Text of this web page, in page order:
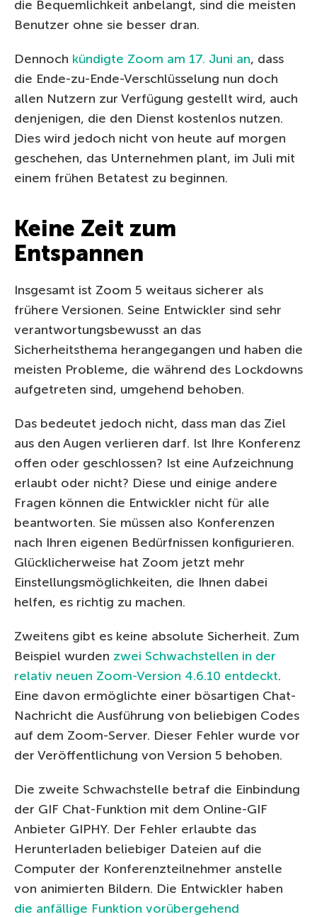
die Bequemlichkeit anbelangt, sind die meisten
Benutzer ohne sie besser dran.
Dennoch kündigte Zoom am 17. Juni an, dass
die Ende-zu-Ende-Verschlüsselung nun doch
allen Nutzern zur Verfügung gestellt wird, auch
denjenigen, die den Dienst kostenlos nutzen.
Dies wird jedoch nicht von heute auf morgen
geschehen, das Unternehmen plant, im Juli mit
einem frühen Betatest zu beginnen.
Keine Zeit zum
Entspannen
Insgesamt ist Zoom 5 weitaus sicherer als
frühere Versionen. Seine Entwickler sind sehr
verantwortungsbewusst an das
Sicherheitsthema herangegangen und haben die
meisten Probleme, die während des Lockdowns
aufgetreten sind, umgehend behoben.
Das bedeutet jedoch nicht, dass man das Ziel
aus den Augen verlieren darf. Ist Ihre Konferenz
offen oder geschlossen? Ist eine Aufzeichnung
erlaubt oder nicht? Diese und einige andere
Fragen können die Entwickler nicht für alle
beantworten. Sie müssen also Konferenzen
nach Ihren eigenen Bedürfnissen konfigurieren.
Glücklicherweise hat Zoom jetzt mehr
Einstellungsmöglichkeiten, die Ihnen dabei
helfen, es richtig zu machen.
Zweitens gibt es keine absolute Sicherheit. Zum
Beispiel wurden zwei Schwachstellen in der
relativ neuen Zoom-Version 4.6.10 entdeckt.
Eine davon ermöglichte einer bösartigen Chat-
Nachricht die Ausführung von beliebigen Codes
auf dem Zoom-Server. Dieser Fehler wurde vor
der Veröffentlichung von Version 5 behoben.
Die zweite Schwachstelle betraf die Einbindung
der GIF Chat-Funktion mit dem Online-GIF
Anbieter GIPHY. Der Fehler erlaubte das
Herunterladen beliebiger Dateien auf die
Computer der Konferenzteilnehmer anstelle
von animierten Bildern. Die Entwickler haben
die anfällige Funktion vorübergehend